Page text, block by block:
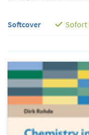
Softcover Sofort